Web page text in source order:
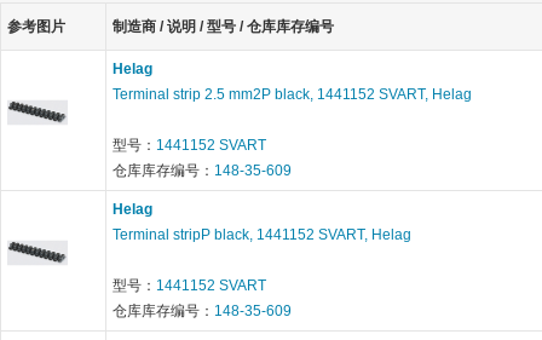
参考图片 制造商 / 说明 / 型号 / 仓库库存编号
Helag
Terminal strip 2.5 mm2P black, 1441152 SVART, Helag
型号： 1441152 SVART
仓库库存编号： 148-35-609
Helag
Terminal stripP black, 1441152 SVART, Helag
型号： 1441152 SVART
仓库库存编号： 148-35-609